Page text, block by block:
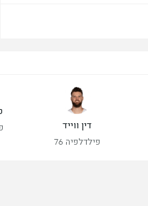
דין ווייד
פילדלפיה 76